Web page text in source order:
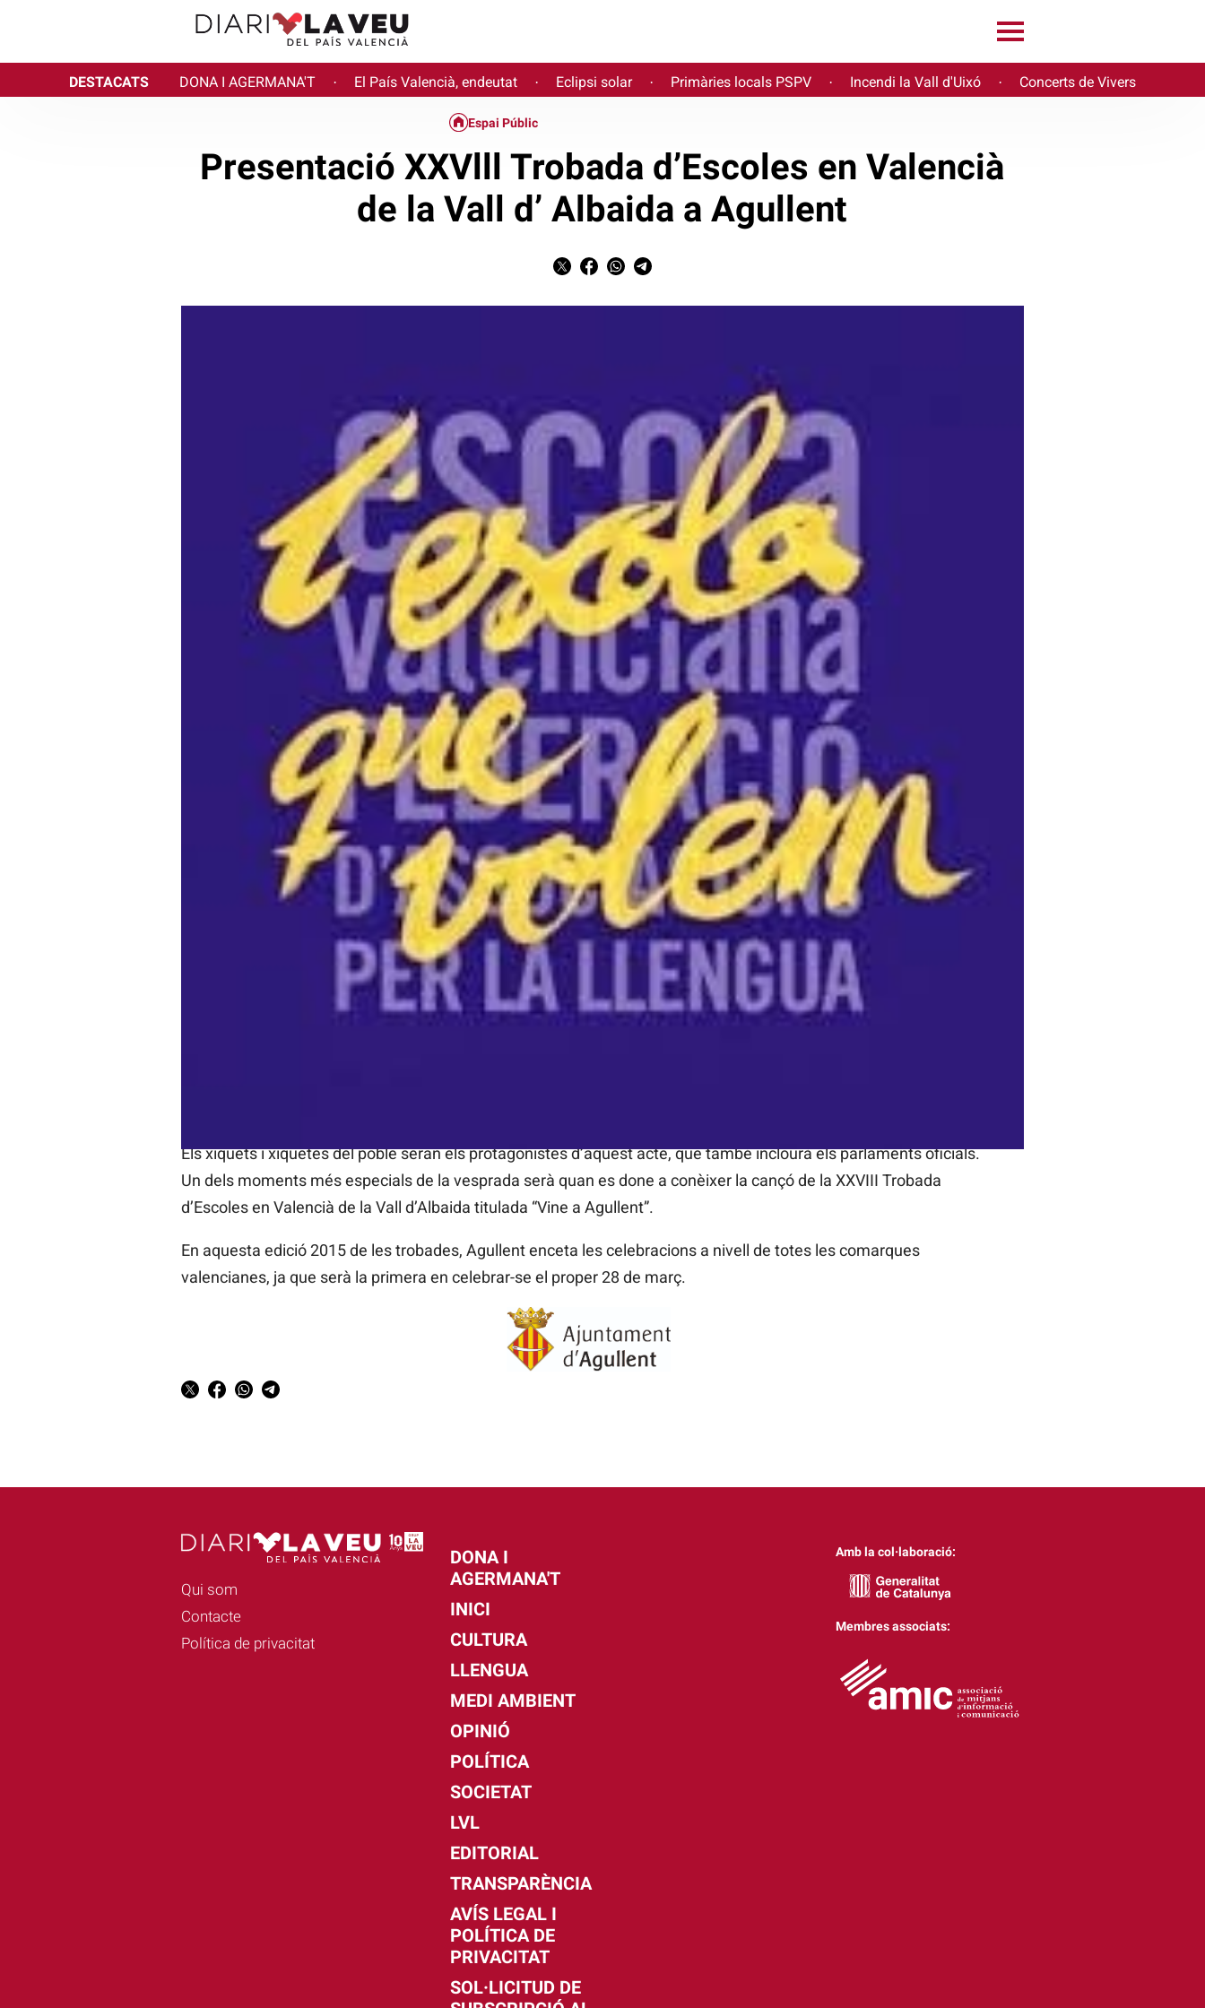
DESTACATS DONA I AGERMANA'T · El País Valencià, endeutat · Eclipsi solar · Primàries locals PSPV · Incendi la Vall d'Uixó · Concerts de Vivers
Espai Públic
Presentació XXVlll Trobada d’Escoles en Valencià
de la Vall d’ Albaida a Agullent
La sala multiusos d’Agullent acollirà aquest divendres 6 de març a partir de les 19:30 hores la presentació de la
XXVIII Trobada d’Escoles en Valencià de la Vall d’Albaida.
Els xiquets i xiquetes del poble seran els protagonistes d’aquest acte, que també inclourà els parlaments oficials.
Un dels moments més especials de la vesprada serà quan es done a conèixer la cançó de la XXVIII Trobada
d’Escoles en Valencià de la Vall d’Albaida titulada “Vine a Agullent”.
En aquesta edició 2015 de les trobades, Agullent enceta les celebracions a nivell de totes les comarques
valencianes, ja que serà la primera en celebrar-se el proper 28 de març.
Qui som
Contacte
Política de privacitat
DONA I
AGERMANA'T
INICI
CULTURA
LLENGUA
MEDI AMBIENT
OPINIÓ
POLÍTICA
SOCIETAT
LVL
EDITORIAL
TRANSPARÈNCIA
AVÍS LEGAL I
POLÍTICA DE
PRIVACITAT
SOL·LICITUD DE
Amb la col·laboració:
Membres associats: